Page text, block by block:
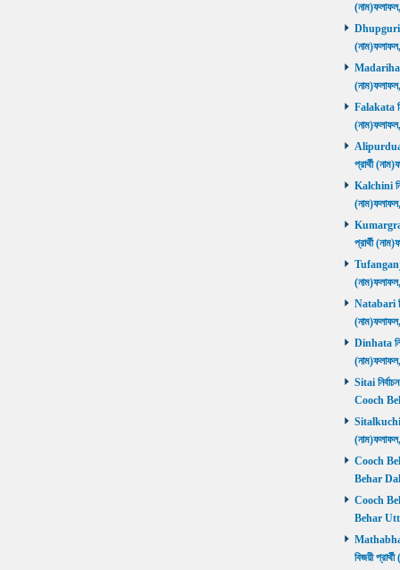
Dhupguri
Madarihat
Falakata
প্রার্থী
Kalchini
প্রার্থী
Tufanganj
Natabari
Dinhata
Sitai
Cooch
Sitalkuchi
Cooch
Behar
Cooch
Behar
বিজয়ী